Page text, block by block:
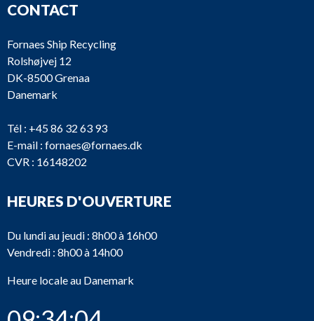
CONTACT
Fornaes Ship Recycling
Rolshøjvej 12
DK-8500 Grenaa
Danemark
Tél : +45 86 32 63 93
E-mail : fornaes@fornaes.dk
CVR : 16148202
HEURES D'OUVERTURE
Du lundi au jeudi : 8h00 à 16h00
Vendredi : 8h00 à 14h00
Heure locale au Danemark